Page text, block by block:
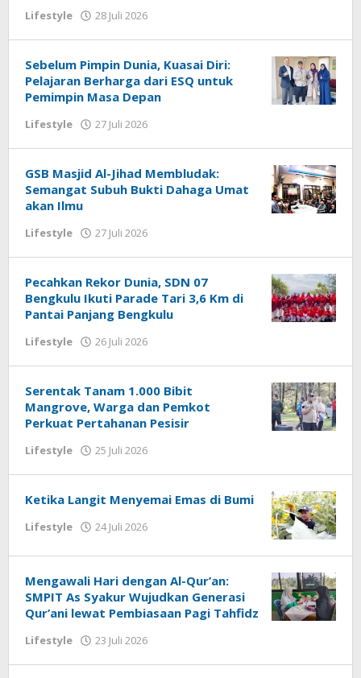
Lifestyle 28 Juli 2026
Sebelum Pimpin Dunia, Kuasai Diri:
Pelajaran Berharga dari ESQ untuk
Pemimpin Masa Depan
Lifestyle 27 Juli 2026
GSB Masjid Al-Jihad Membludak:
Semangat Subuh Bukti Dahaga Umat
akan Ilmu
Lifestyle 27 Juli 2026
Pecahkan Rekor Dunia, SDN 07
Bengkulu Ikuti Parade Tari 3,6 Km di
Pantai Panjang Bengkulu
Lifestyle 26 Juli 2026
Serentak Tanam 1.000 Bibit
Mangrove, Warga dan Pemkot
Perkuat Pertahanan Pesisir
Lifestyle 25 Juli 2026
Ketika Langit Menyemai Emas di Bumi
Lifestyle 24 Juli 2026
Mengawali Hari dengan Al-Qur’an:
SMPIT As Syakur Wujudkan Generasi
Qur’ani lewat Pembiasaan Pagi Tahfidz
Lifestyle 23 Juli 2026